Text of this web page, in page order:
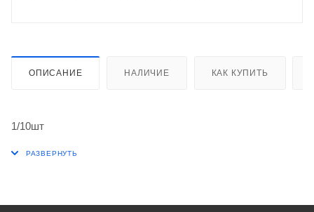
ОПИСАНИЕ НАЛИЧИЕ КАК КУПИТЬ
1/10шт